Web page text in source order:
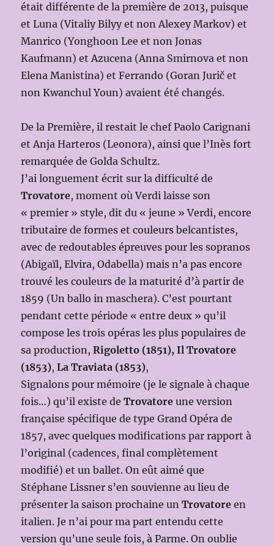
était différente de la première de 2013, puisque
et Luna (Vitaliy Bilyy et non Alexey Markov) et
Manrico (Yonghoon Lee et non Jonas
Kaufmann) et Azucena (Anna Smirnova et non
Elena Manistina) et Ferrando (Goran Jurič et
non Kwanchul Youn) avaient été changés.
De la Première, il restait le chef Paolo Carignani
et Anja Harteros (Leonora), ainsi que l’Inès fort
remarquée de Golda Schultz.
J’ai longuement écrit sur la difficulté de
Trovatore, moment où Verdi laisse son
« premier » style, dit du « jeune » Verdi, encore
tributaire de formes et couleurs belcantistes,
avec de redoutables épreuves pour les sopranos
(Abigaïl, Elvira, Odabella) mais n’a pas encore
trouvé les couleurs de la maturité d’à partir de
1859 (Un ballo in maschera). C’est pourtant
pendant cette période « entre deux » qu’il
compose les trois opéras les plus populaires de
sa production,Rigoletto (1851), Il Trovatore
(1853),La Traviata (1853),
Signalons pour mémoire (je le signale à chaque
fois…) qu’il existe deTrovatore une version
française spécifique de type Grand Opéra de
1857, avec quelques modifications par rapport à
l’original (cadences, final complètement
modifié) et un ballet. On eût aimé que
Stéphane Lissner s’en souvienne au lieu de
présenter la saison prochaine unTrovatore en
italien. Je n’ai pour ma part entendu cette
version qu’une seule fois, à Parme. On oublie